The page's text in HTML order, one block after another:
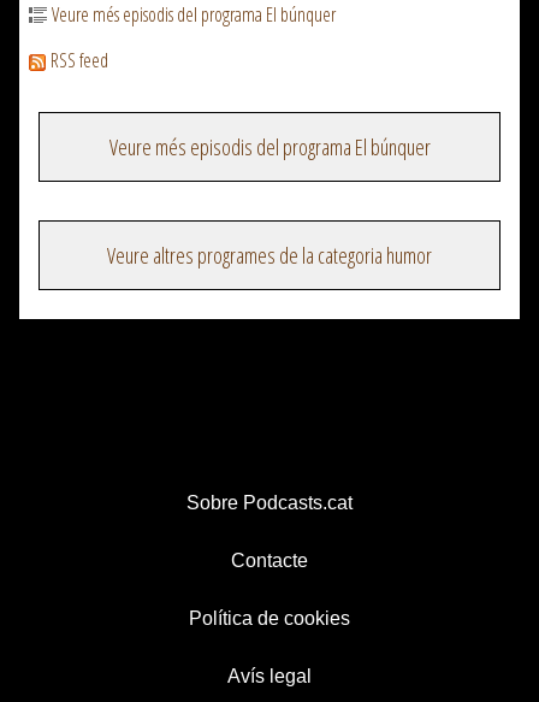
Veure més episodis del programa El búnquer
RSS feed
Veure més episodis del programa El búnquer
Veure altres programes de la categoria humor
Sobre Podcasts.cat
Contacte
Política de cookies
Avís legal